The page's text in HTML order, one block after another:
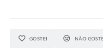
GOSTEI NÃO